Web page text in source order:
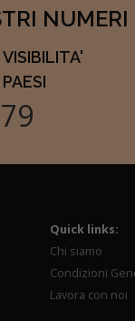
NUMERI
VISIBILITA'
PAESI
90
Quick links:
Chi siamo
Condizioni
Lavora con noi